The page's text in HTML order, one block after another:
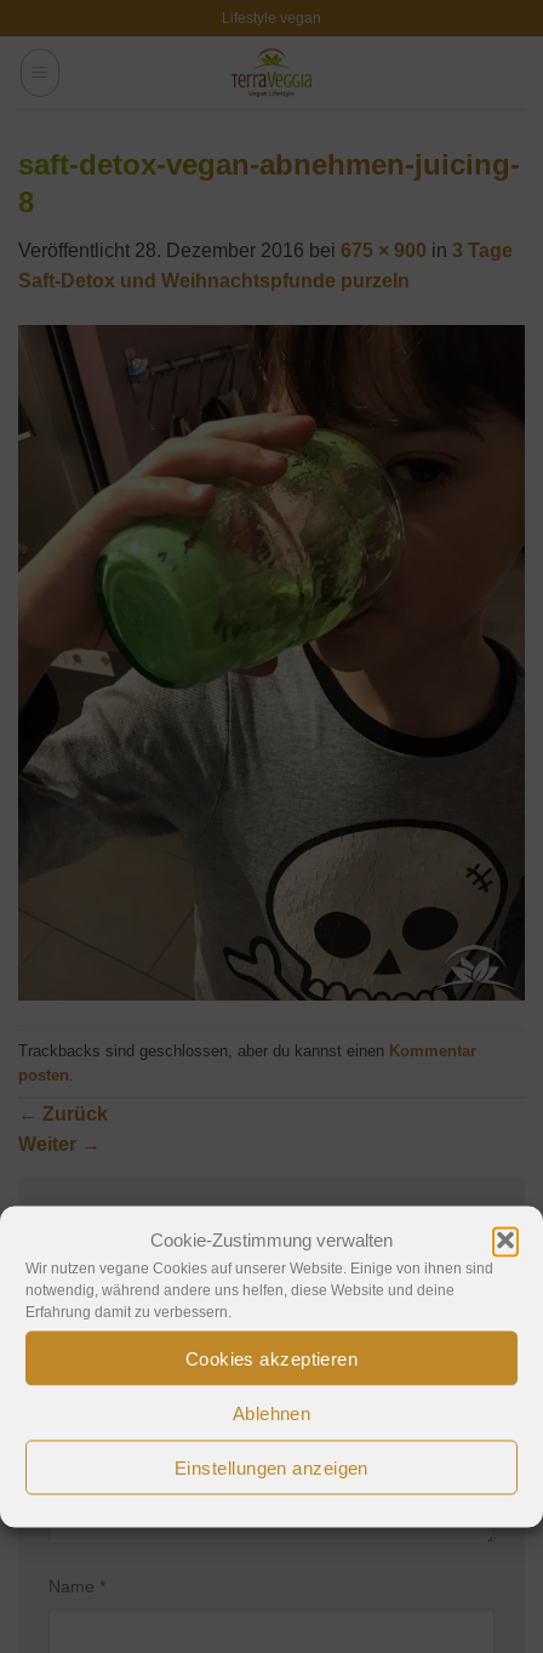
Cookie-Zustimmung verwalten
Wir nutzen vegane Cookies auf unserer Website. Einige von ihnen sind
notwendig, während andere uns helfen, diese Website und deine
Erfahrung damit zu verbessern.
Cookies akzeptieren
Ablehnen
Einstellungen anzeigen
Lifestyle vegan
saft-detox-vegan-abnehmen-juicing-
8
Veröffentlicht 28. Dezember 2016 bei 675 × 900 in 3 Tage
Saft-Detox und Weihnachtspfunde purzeln
Trackbacks sind geschlossen, aber du kannst einen Kommentar
posten
← Zurück
Weiter →
Schreibe einen Kommentar
Deine E-Mail-Adresse wird nicht veröffentlicht.
Erforderliche Felder sind mit*markiert
Name *